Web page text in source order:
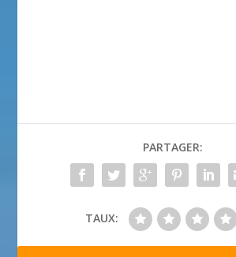
PARTAGER:
TAUX: